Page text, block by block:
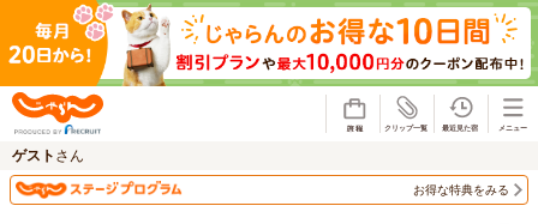
ゲスト さん
お得な特典をみる